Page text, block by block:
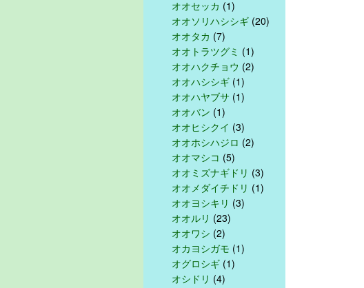
オオセッカ (1)
オオソリハシシギ (20)
オオタカ (7)
オオトラツグミ (1)
オオハクチョウ (2)
オオハシシギ (1)
オオハヤブサ (1)
オオバン (1)
オオヒシクイ (3)
オオホシハジロ (2)
オオマシコ (5)
オオミズナギドリ (3)
オオメダイチドリ (1)
オオヨシキリ (3)
オオルリ (23)
オオワシ (2)
オカヨシガモ (1)
オグロシギ (1)
オシドリ (4)